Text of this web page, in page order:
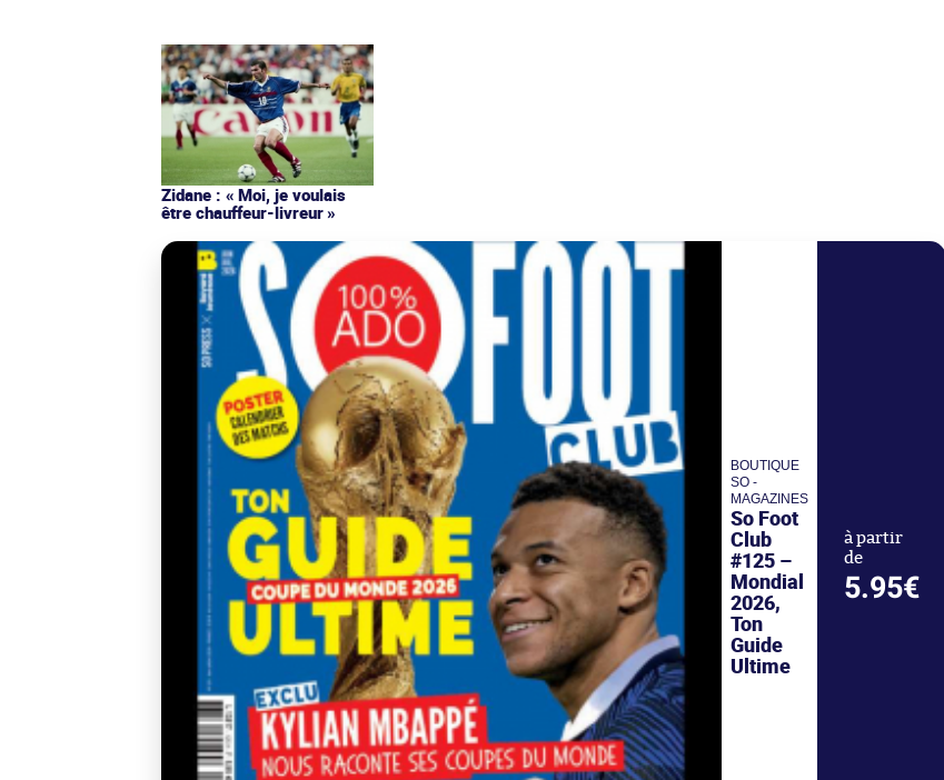
Zidane : « Moi, je voulais
être chauffeur-livreur »
BOUTIQUE
SO -
MAGAZINES
So Foot
Club
#125 –
Mondial
2026,
Ton
Guide
Ultime
à partir
de
5.95€